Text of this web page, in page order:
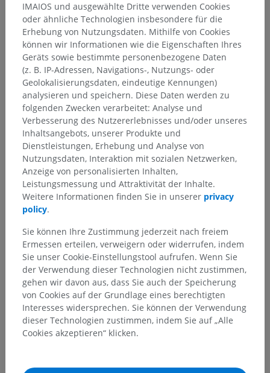
Vergleichende Anatomie bei
Menschen
Übersetzungen
Sie haben einen Fehler gefunden?
Sie können gerne eine Berichtigung, Übersetzung oder
inhaltliche Verbesserung vorschlagen.
Ein Problem melden
HOLE SIE SICH DIE APP
IMAIOS und ausgewählte Dritte verwenden Cookies
oder ähnliche Technologien insbesondere für die
Erhebung von Nutzungsdaten. Mithilfe von Cookies
können wir Informationen wie die Eigenschaften Ihres
Geräts sowie bestimmte personenbezogene Daten
(z. B. IP-Adressen, Navigations-, Nutzungs- oder
Geolokalisierungsdaten, eindeutige Kennungen)
analysieren und speichern. Diese Daten werden zu
folgenden Zwecken verarbeitet: Analyse und
Verbesserung des Nutzererlebnisses und/oder unseres
Inhaltsangebots, unserer Produkte und
Dienstleistungen, Erhebung und Analyse von
Nutzungsdaten, Interaktion mit sozialen Netzwerken,
Anzeige von personalisierten Inhalten,
Leistungsmessung und Attraktivität der Inhalte.
Weitere Informationen finden Sie in unserer privacy
policy.
Sie können Ihre Zustimmung jederzeit nach freiem
Ermessen erteilen, verweigern oder widerrufen, indem
Sie unser Cookie-Einstellungstool aufrufen. Wenn Sie
der Verwendung dieser Technologien nicht zustimmen,
gehen wir davon aus, dass Sie auch der Speicherung
von Cookies auf der Grundlage eines berechtigten
Interesses widersprechen. Sie können der Verwendung
dieser Technologien zustimmen, indem Sie auf „Alle
Cookies akzeptieren“ klicken.